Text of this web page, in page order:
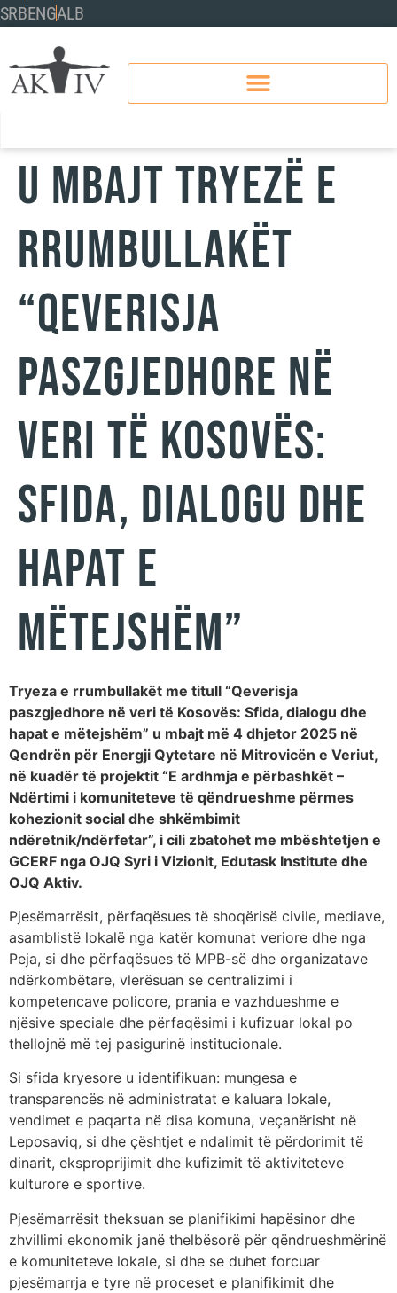
SRBENGALB
U MBAJT TRYEZË E
RRUMBULLAKËT
“QEVERISJA
PASZGJEDHORE NË
VERI TË KOSOVËS:
SFIDA, DIALOGU DHE
HAPAT E
MËTEJSHËM”
Tryeza e rrumbullakët me titull “Qeverisja
paszgjedhore në veri të Kosovës: Sfida, dialogu dhe
hapat e mëtejshëm” u mbajt më 4 dhjetor 2025 në
Qendrën për Energji Qytetare në Mitrovicën e Veriut,
në kuadër të projektit “E ardhmja e përbashkët –
Ndërtimi i komuniteteve të qëndrueshme përmes
kohezionit social dhe shkëmbimit
ndëretnik/ndërfetar”, i cili zbatohet me mbështetjen e
GCERF nga OJQ Syri i Vizionit, Edutask Institute dhe
OJQ Aktiv.
Pjesëmarrësit, përfaqësues të shoqërisë civile, mediave,
asamblistë lokalë nga katër komunat veriore dhe nga
Peja, si dhe përfaqësues të MPB-së dhe organizatave
ndërkombëtare, vlerësuan se centralizimi i
kompetencave policore, prania e vazhdueshme e
njësive speciale dhe përfaqësimi i kufizuar lokal po
thellojnë më tej pasigurinë institucionale.
Si sfida kryesore u identifikuan: mungesa e
transparencës në administratat e kaluara lokale,
vendimet e paqarta në disa komuna, veçanërisht në
Leposaviq, si dhe çështjet e ndalimit të përdorimit të
dinarit, eksproprijimit dhe kufizimit të aktiviteteve
kulturore e sportive.
Pjesëmarrësit theksuan se planifikimi hapësinor dhe
zhvillimi ekonomik janë thelbësorë për qëndrueshmërinë
e komuniteteve lokale, si dhe se duhet forcuar
pjesëmarrja e tyre në proceset e planifikimit dhe